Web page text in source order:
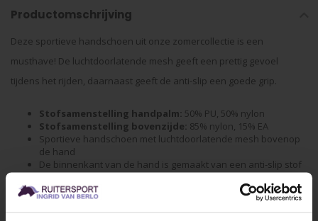
Productomschrijving
Deze sportieve handschoen uit onze zomercollectie is een
musthave! De luchtdoorlatende mesh geeft een prettig gevoel
tijdens het rijden, daarnaast geeft de anti-slip een goede grip.
Stofsamenstelling handpalm: 50% PU, 50% nylon
Stofsamenstelling bovenzijde: 85% nylon, 15% EA
Sportieve handschoen met luchtdoorlatende mesh bovenop
de hand
De binnenkant van de hand is gemaakt van een anti-slip stof
Comfortabel door de stretchende, lichtgewicht en soepele
stof